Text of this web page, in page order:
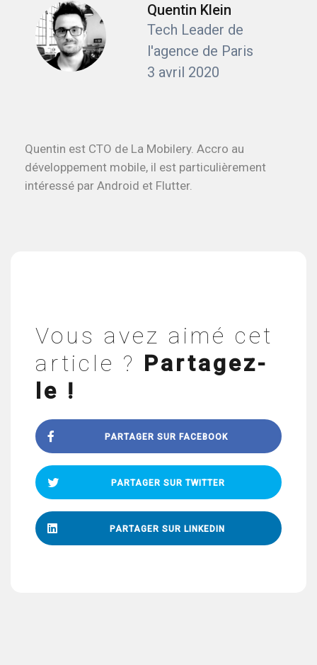
Quentin Klein
Tech Leader de
l'agence de Paris
3 avril 2020
Quentin est CTO de La Mobilery. Accro au
développement mobile, il est particulièrement
intéressé par Android et Flutter.
Vous avez aimé cet
article ? Partagez-
le !
PARTAGER SUR FACEBOOK
PARTAGER SUR TWITTER
PARTAGER SUR LINKEDIN